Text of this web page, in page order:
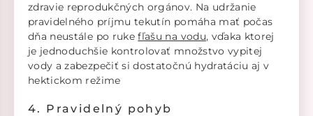
zdravie reprodukčných orgánov. Na udržanie
pravidelného príjmu tekutín pomáha mať počas
dňa neustále po ruke fľašu na vodu, vďaka ktorej
je jednoduchšie kontrolovať množstvo vypitej
vody a zabezpečiť si dostatočnú hydratáciu aj v
hektickom režime
4. Pravidelný pohyb